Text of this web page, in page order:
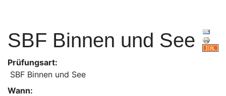
SBF Binnen und See
Prüfungsart:
SBF Binnen und See
Wann: